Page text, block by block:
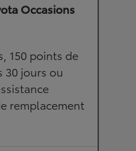
Occasions
150 points de
jours ou
remplacement